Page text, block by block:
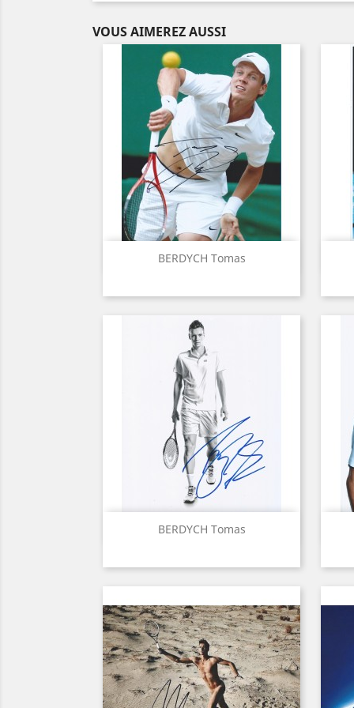
VOUS AIMEREZ AUSSI
BERDYCH Tomas
Aperçu rapide
BERDYCH Tomas
Aperçu rapide